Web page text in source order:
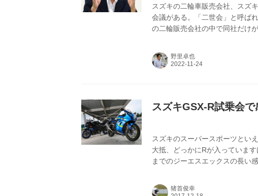
スズキの二輪車販売会社、スズ
会議がある。「二世会」と呼ば
の二輪販売会社の中で同社だけ
社長に聞いた。
野里卓也
スズキGSX-R試乗会
スズキのスーパースポーツとい
大抵、どっかにRが入っていま
までのジーエスエックスの長い
猪首俊幸